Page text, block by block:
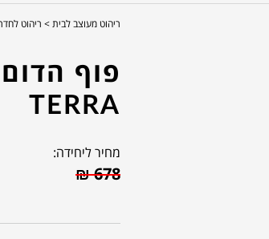
ריהוט מעוצב לבית > ריהוט
פוף
TERRA
מחיר ליחידה:
₪678